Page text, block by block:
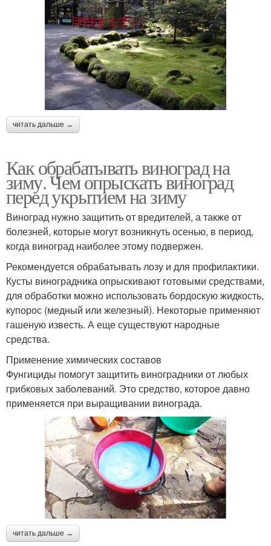
читать дальше →
Как обрабатывать виноград на
зиму. Чем опрыскать виноград
перед укрытием на зиму
Виноград нужно защитить от вредителей, а также от
болезней, которые могут возникнуть осенью, в период,
когда виноград наиболее этому подвержен.
Рекомендуется обрабатывать лозу и для профилактики.
Кусты виноградника опрыскивают готовыми средствами,
для обработки можно использовать бордоскую жидкость,
купорос (медный или железный). Некоторые применяют
гашеную известь. А еще существуют народные
средства.
Применение химических составов
Фунгициды помогут защитить виноградники от любых
грибковых заболеваний. Это средство, которое давно
применяется при выращивании винограда.
читать дальше →